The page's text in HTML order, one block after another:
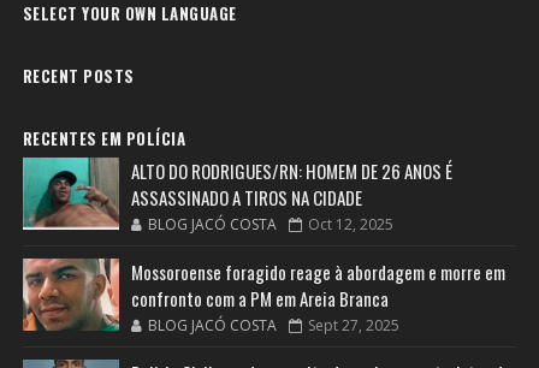
SELECT YOUR OWN LANGUAGE
RECENT POSTS
RECENTES EM POLÍCIA
ALTO DO RODRIGUES/RN: HOMEM DE 26 ANOS É
ASSASSINADO A TIROS NA CIDADE
BLOG JACÓ COSTA Oct 12, 2025
Mossoroense foragido reage à abordagem e morre em
confronto com a PM em Areia Branca
BLOG JACÓ COSTA Sept 27, 2025